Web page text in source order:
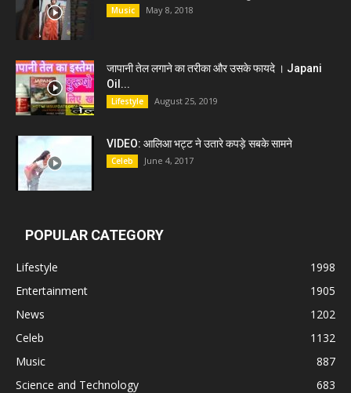
Music May 8, 2018
जापानी तेल लगाने का तरीका और उसके फायदे । Japani
Oil...
Lifestyle August 25, 2019
VIDEO: आलिआ भट्ट ने उतारे कपड़े सबके सामने
Celeb June 4, 2017
POPULAR CATEGORY
Lifestyle
1998
Entertainment
1905
News
1202
Celeb
1132
Music
887
Science and Technology
683